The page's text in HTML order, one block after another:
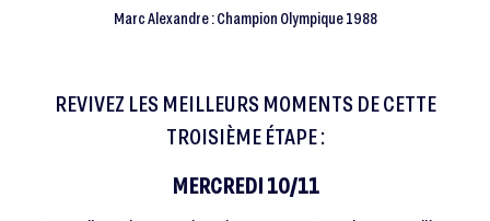
Marc Alexandre : Champion Olympique 1988
REVIVEZ LES MEILLEURS MOMENTS DE CETTE
TROISIÈME ÉTAPE :
MERCREDI 10/11